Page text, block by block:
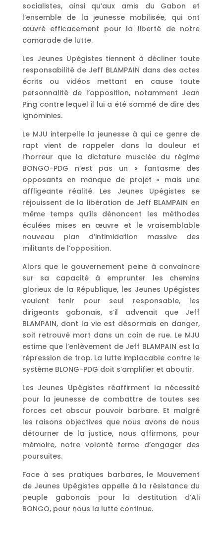
socialistes, ainsi qu’aux amis du Gabon et
l’ensemble de la jeunesse mobilisée, qui ont
œuvré efficacement pour la liberté de notre
camarade de lutte.
Les Jeunes Upégistes tiennent à décliner toute
responsabilité de Jeff BLAMPAIN dans des actes
écrits ou vidéos mettant en cause toute
personnalité de l’opposition, notamment Jean
Ping contre lequel il lui a été sommé de dire des
ignominies.
Le MJU interpelle la jeunesse à qui ce genre de
rapt vient de rappeler dans la douleur et
l’horreur que la dictature musclée du régime
BONGO-PDG n’est pas un « fantasme des
opposants en manque de projet » mais une
affligeante réalité. Les Jeunes Upégistes se
réjouissent de la libération de Jeff BLAMPAIN en
même temps qu’ils dénoncent les méthodes
éculées mises en œuvre et le vraisemblable
nouveau plan d’intimidation massive des
militants de l’opposition.
Alors que le gouvernement peine à convaincre
sur sa capacité à emprunter les chemins
glorieux de la République, les Jeunes Upégistes
veulent tenir pour seul responsable, les
dirigeants gabonais, s’il advenait que Jeff
BLAMPAIN, dont la vie est désormais en danger,
soit retrouvé mort dans un coin de rue. Le MJU
estime que l’enlèvement de Jeff BLAMPAIN est la
répression de trop. La lutte implacable contre le
système BLONG-PDG doit s’amplifier et aboutir.
Les Jeunes Upégistes réaffirment la nécessité
pour la jeunesse de combattre de toutes ses
forces cet obscur pouvoir barbare. Et malgré
les raisons objectives que nous avons de nous
détourner de la justice, nous affirmons, pour
mémoire, notre volonté ferme d’engager des
poursuites.
Face à ses pratiques barbares, le Mouvement
de Jeunes Upégistes appelle à la résistance du
peuple gabonais pour la destitution d’Ali
BONGO, pour nous la lutte continue.